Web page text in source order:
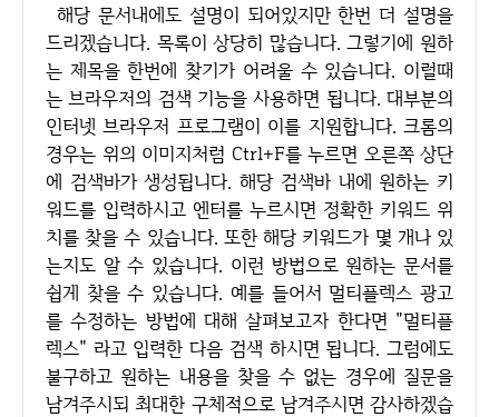
해당 문서내에도 설명이 되어있지만 한번 더 설명을
드리겠습니다. 목록이 상당히 많습니다. 그렇기에 원하
는 제목을 한번에 찾기가 어려울 수 있습니다. 이럴때
는 브라우저의 검색 기능을 사용하면 됩니다. 대부분의
인터넷 브라우저 프로그램이 이를 지원합니다. 크롬의
경우는 위의 이미지처럼 Ctrl+F를 누르면 오른쪽 상단
에 검색바가 생성됩니다. 해당 검색바 내에 원하는 키
워드를 입력하시고 엔터를 누르시면 정확한 키워드 위
치를 찾을 수 있습니다. 또한 해당 키워드가 몇 개나 있
는지도 알 수 있습니다. 이런 방법으로 원하는 문서를
쉽게 찾을 수 있습니다. 예를 들어서 멀티플렉스 광고
를 수정하는 방법에 대해 살펴보고자 한다면 "멀티플
렉스" 라고 입력한 다음 검색 하시면 됩니다. 그럼에도
불구하고 원하는 내용을 찾을 수 없는 경우에 질문을
남겨주시되 최대한 구체적으로 남겨주시면 감사하겠습